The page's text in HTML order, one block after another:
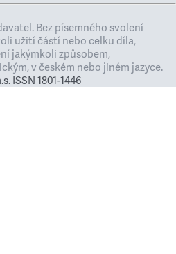
Bez písemného svolení
užití částí nebo celku díla,
jakýmkoli způsobem,
v českém nebo jiném jazyce.
ISSN 1801-1446